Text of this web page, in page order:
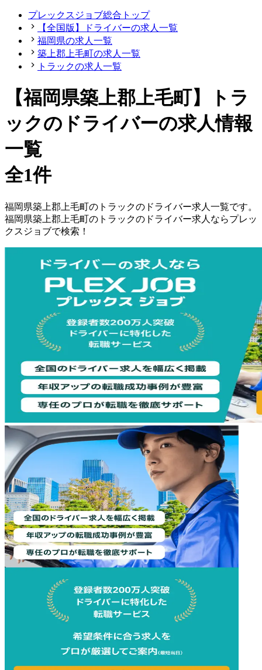
プレックスジョブ総合トップ
【全国版】ドライバーの求人一覧
福岡県の求人一覧
築上郡上毛町の求人一覧
トラックの求人一覧
【福岡県築上郡上毛町】トラ
ックのドライバーの求人情報
一覧
全1件
福岡県築上郡上毛町の トラックの ドライバー求人一覧です。
福岡県築上郡上毛町の トラックの ドライバー求人ならプレッ
クスジョブで検索！